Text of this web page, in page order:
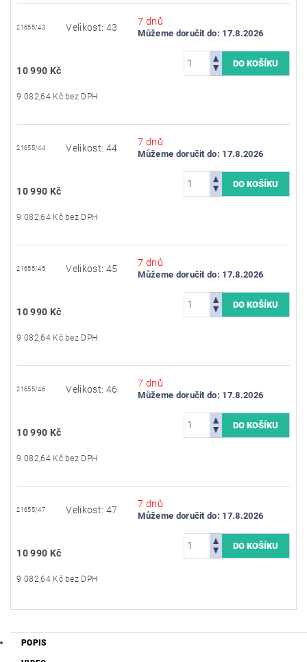
21655/43 Velikost: 43
7 dnů
Můžeme doručit do: 17.8.2026
10 990 Kč
9 082,64 Kč bez DPH
21655/44 Velikost: 44
7 dnů
Můžeme doručit do: 17.8.2026
10 990 Kč
9 082,64 Kč bez DPH
21655/45 Velikost: 45
7 dnů
Můžeme doručit do: 17.8.2026
10 990 Kč
9 082,64 Kč bez DPH
21655/46 Velikost: 46
7 dnů
Můžeme doručit do: 17.8.2026
10 990 Kč
9 082,64 Kč bez DPH
21655/47 Velikost: 47
7 dnů
Můžeme doručit do: 17.8.2026
10 990 Kč
9 082,64 Kč bez DPH
POPIS